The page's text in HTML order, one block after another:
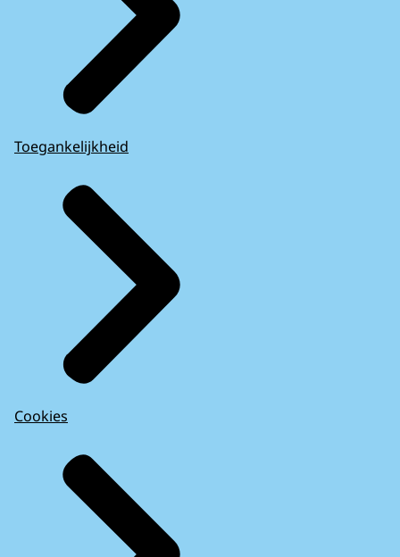
kleinere aantallen.
En in 2017 ging het ineens sky-high.
M'n naam is Arjan de Zwart, hoofd van de
regionale recherche in Rotterdam.
Ik hou me landelijk bezig met een groep
De daders komen aan telefoonnummers
internet.
Er zijn specifieke dienstverleners die dit
soort lijsten aanleveren.
Z'n computer wordt overgenomen hij denkt
dat hij met een echte helpdesk van doen
heeft.
- FICTIE FLASHBACK -
Nu neem ik uw computer over.
Ziet u dit, meneer?
Hier hebt u een groot probleem.
- REALITEIT -
Toegankelijkheid
Cookies